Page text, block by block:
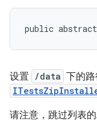
public
设置 /data 下的
请注意，跳过列表